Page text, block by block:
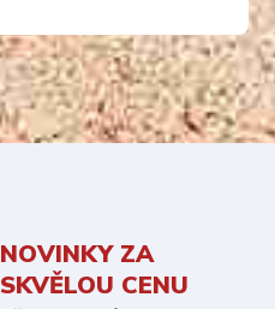
NOVINKY ZA
SKVĚLOU CENU